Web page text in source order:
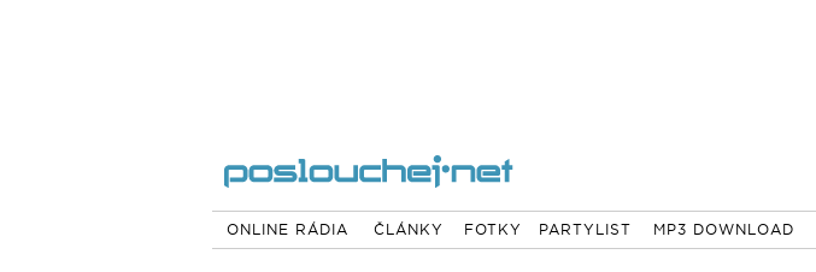
ONLINE RÁDIA ČLÁNKY FOTKY PARTYLIST MP3 DOWNLOAD